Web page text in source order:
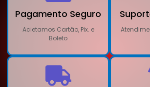
Pagamento Seguro
Acietamos Cartão, Pix. e
Boleto